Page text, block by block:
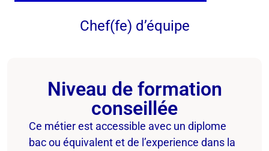
Chef(fe) d’équipe
Niveau de formation
conseillée
Ce métier est accessible avec un diplome
bac ou équivalent et de l’experience dans la